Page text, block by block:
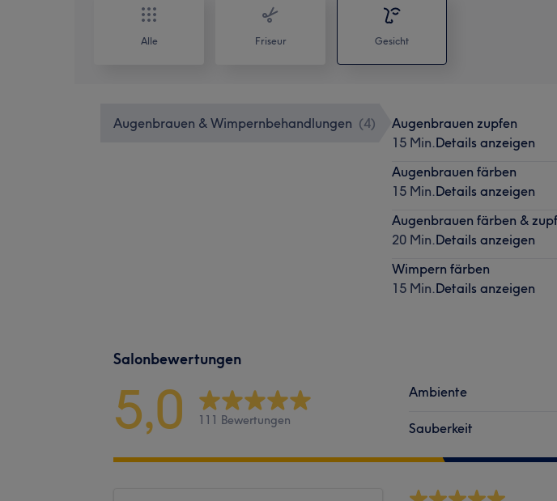
Alle Friseur Gesicht
Augenbrauen & Wimpernbehandlungen (4)
Augenbrauen zupfen
15 Min.Details anzeigen
Augenbrauen färben
15 Min.Details anzeigen
Augenbrauen färben &
20 Min.Details anzeigen
Wimpern färben
15 Min.Details anzeigen
Salonbewertungen
5,0 111 Bewertungen
Ambiente
Sauberkeit